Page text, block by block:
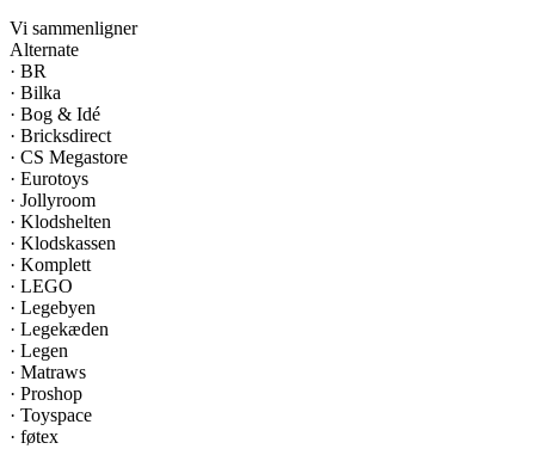
Vi sammenligner
Alternate
· BR
· Bilka
· Bog & Idé
· Bricksdirect
· CS Megastore
· Eurotoys
· Jollyroom
· Klodshelten
· Klodskassen
· Komplett
· LEGO
· Legebyen
· Legekæden
· Legen
· Matraws
· Proshop
· Toyspace
· føtex